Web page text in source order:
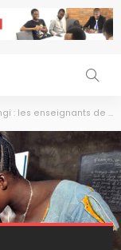
Businga en colère et réclament trois mois d’arriérés de salaire